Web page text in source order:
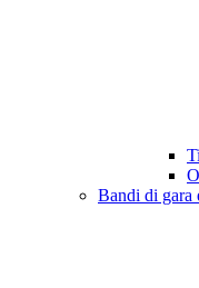
Bandi di gara